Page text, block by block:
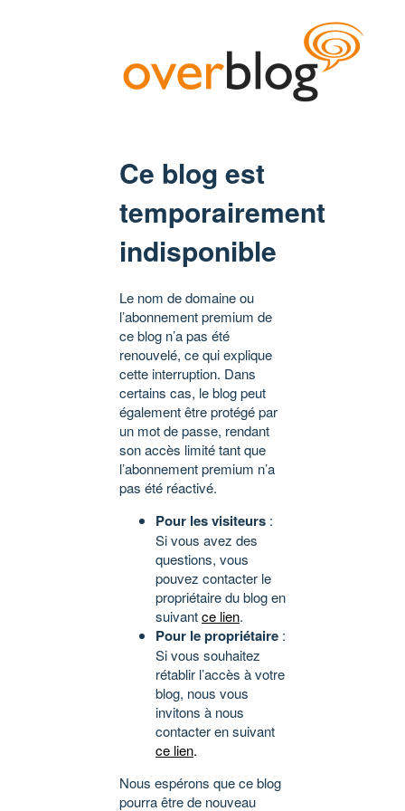
Ce blog est
temporairement
indisponible
Le nom de domaine ou
l’abonnement premium de
ce blog n’a pas été
renouvelé, ce qui explique
cette interruption. Dans
certains cas, le blog peut
également être protégé par
un mot de passe, rendant
son accès limité tant que
l’abonnement premium n’a
pas été réactivé.
Pour les visiteurs :
Si vous avez des
questions, vous
pouvez contacter le
propriétaire du blog en
suivantce lien.
Pour le propriétaire :
Si vous souhaitez
rétablir l’accès à votre
blog, nous vous
invitons à nous
contacter en suivant
ce lien.
Nous espérons que ce blog
pourra être de nouveau